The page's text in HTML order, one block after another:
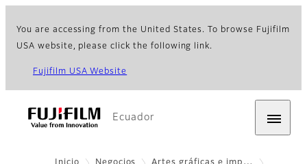
You are accessing from the United States. To browse Fujifilm
USA website, please click the following link.
Fujifilm USA Website
Ecuador